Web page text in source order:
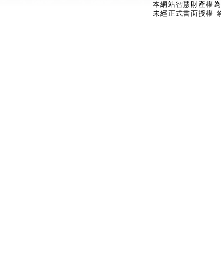
本網站智慧財產權
未經正式書面授權